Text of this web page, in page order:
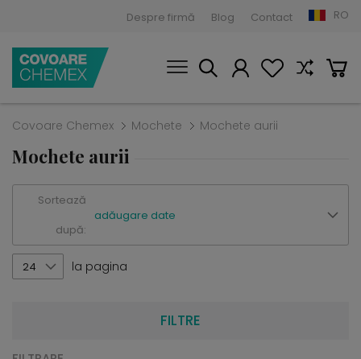
Despre firmă Blog Contact RO
Covoare Chemex Mochete Mochete aurii
Mochete aurii
Sortează
după:
adăugare date
24 la pagina
FILTRE